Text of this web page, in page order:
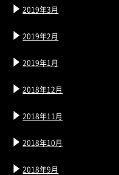
2019年3月
2019年2月
2019年1月
2018年12月
2018年11月
2018年10月
2018年9月